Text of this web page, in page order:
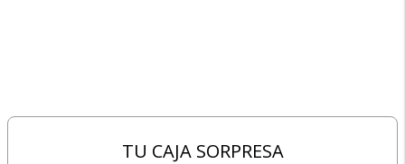
TU CAJA SORPRESA